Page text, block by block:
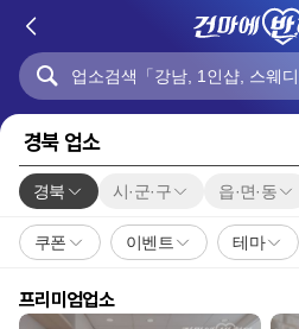
경북 업소
경북 시·군·구 읍·면·동
쿠폰 이벤트 테마
프리미엄업소